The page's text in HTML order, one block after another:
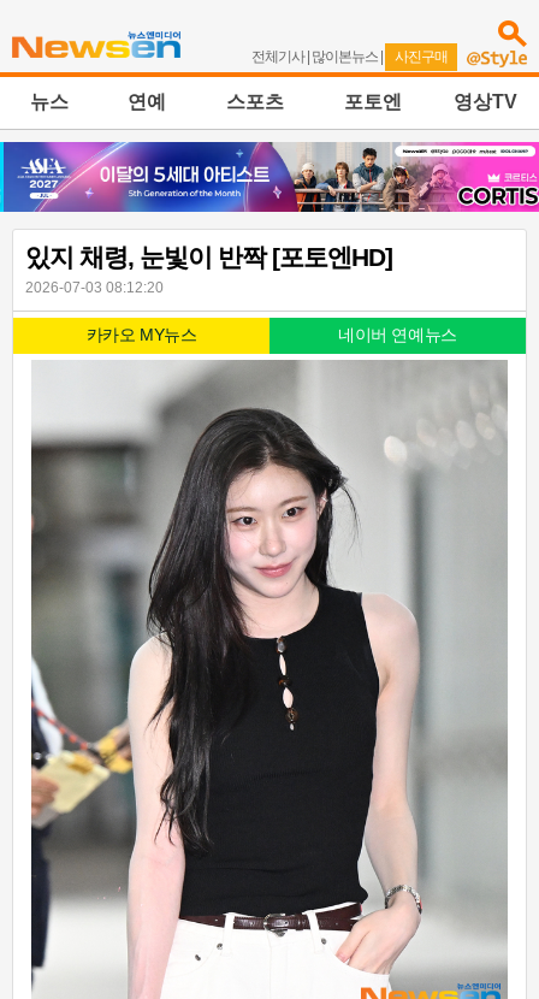
전체기사| 많이본뉴스 | 사진구매
뉴스 연예 스포츠 포토엔 영상TV
있지 채령, 눈빛이 반짝 [포토엔HD]
2026-07-03 08:12:20
카카오 MY뉴스 네이버 연예뉴스